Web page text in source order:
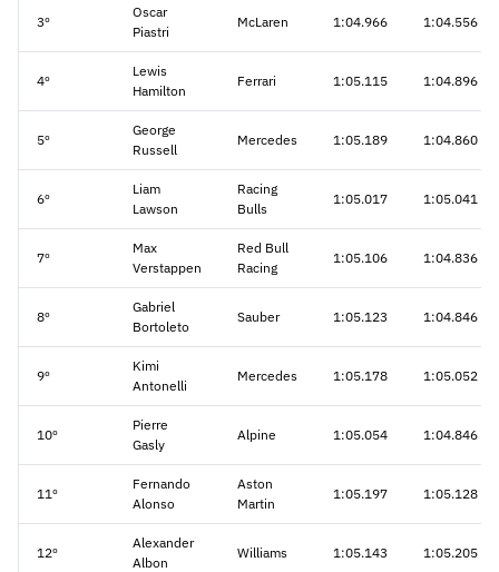
3º
Oscar
Piastri
McLaren 1:04.966 1:04.556
4º
Lewis
Hamilton
Ferrari 1:05.115 1:04.896
5º
George
Russell
Mercedes 1:05.189 1:04.860
6º
Liam
Lawson
Racing
Bulls
1:05.017 1:05.041
7º
Max
Verstappen
Red Bull
Racing
1:05.106 1:04.836
8º
Gabriel
Bortoleto
Sauber 1:05.123 1:04.846
9º
Kimi
Antonelli
Mercedes 1:05.178 1:05.052
10º
Pierre
Gasly
Alpine 1:05.054 1:04.846
11º
Fernando
Alonso
Aston
Martin
1:05.197 1:05.128
12º
Alexander
Albon
Williams 1:05.143 1:05.205